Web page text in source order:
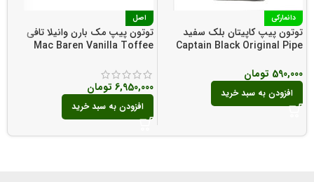
دانمارکی
توتون پیپ کاپیتان بلک سفید
Captain Black Original Pipe
590,000 تومان
افزودن به سبد خرید
اصل
توتون پیپ مک بارن وانیلا تافی
Mac Baren Vanilla Toffee
6,950,000 تومان
افزودن به سبد خرید